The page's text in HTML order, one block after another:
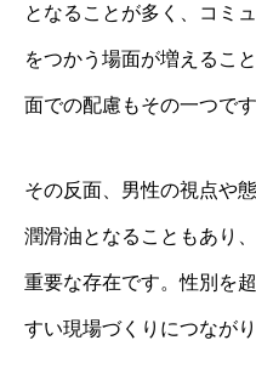
となることが多く、コミ
をつかう場面が増えるこ
面での配慮もその一つです
その反面、男性の視点や
潤滑油となることもあり
重要な存在です。性別を
すい現場づくりにつながり